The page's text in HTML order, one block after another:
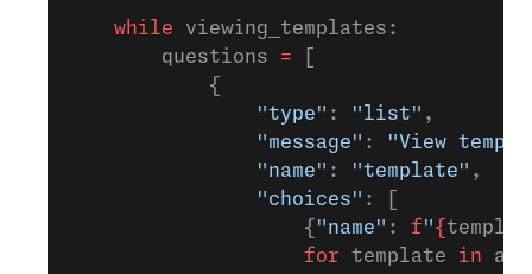
    while
viewing_templates:
        questions
=
            {
                "type"
: "list" ,
                "message"
:
"View
                "name"
: "template" ,
                "choices"
: [
                    {
"name" : f"{
                    for
template in